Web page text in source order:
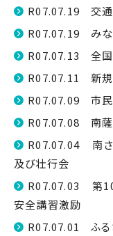
R07.07.19 交通
R07.07.19 みな
R07.07.13 全国
R07.07.11 新規
R07.07.09 市民
R07.07.08 南薩
R07.07.04 南
及び壮行会
R07.07.03 第10
安全講習激励
R07.07.01 ふる